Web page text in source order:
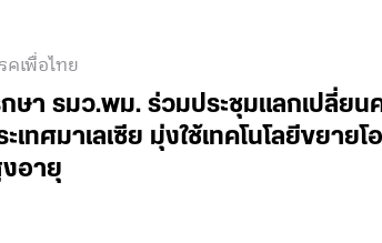
เพื่อไทย
ษา รมว.พม. ร่วมประชุมแลกเปลี่ยน
ทศมาเลเซีย มุ่งใช้เทคโนโลยีขยายโ
อายุ